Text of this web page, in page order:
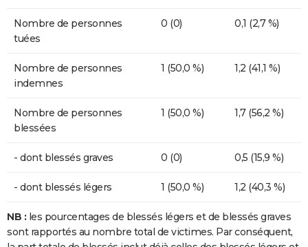
Nombre de personnes
tuées
0 (0) 0,1 (2,7 %)
Nombre de personnes
indemnes
1 (50,0 %) 1,2 (41,1 %)
Nombre de personnes
blessées
1 (50,0 %) 1,7 (56,2 %)
- dont blessés graves 0 (0) 0,5 (15,9 %)
- dont blessés légers 1 (50,0 %) 1,2 (40,3 %)
NB : les pourcentages de blessés légers et de blessés graves
sont rapportés au nombre total de victimes. Par conséquent,